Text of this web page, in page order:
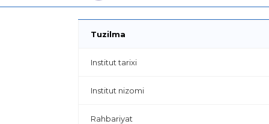
Tuzilma
Institut tarixi
Institut nizomi
Rahbariyat